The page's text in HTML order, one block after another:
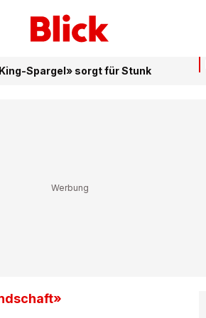
Spargel» sorgt für Stunk